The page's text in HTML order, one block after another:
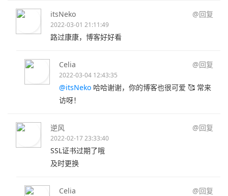
itsNeko @回复
2022-03-01 21:11:49
路过康康，博客好好看
Celia @回复
2022-03-04 12:43:35
@itsNeko哈哈谢谢，你的博客也很可爱 🥰 常来
访呀！
逆风 @回复
2022-02-17 23:33:40
SSL证书过期了哦
及时更换
Celia @回复